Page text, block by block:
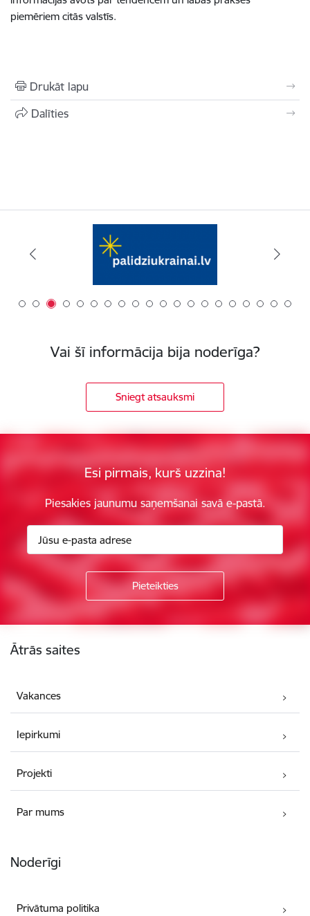
piemēriem citās valstīs.
Drukāt lapu
Dalīties
Vai šī informācija bija noderīga?
Sniegt atsauksmi
Esi pirmais, kurš uzzina!
Piesakies jaunumu saņemšanai savā e-pastā.
Ātrās saites
Vakances
Iepirkumi
Projekti
Par mums
Noderīgi
Privātuma politika